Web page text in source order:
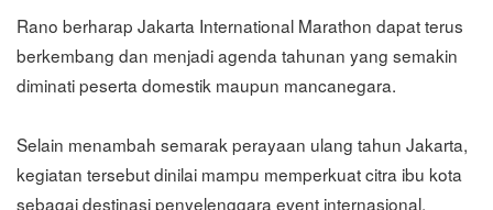
Rano berharap Jakarta International Marathon dapat terus
berkembang dan menjadi agenda tahunan yang semakin
diminati peserta domestik maupun mancanegara.
Selain menambah semarak perayaan ulang tahun Jakarta,
kegiatan tersebut dinilai mampu memperkuat citra ibu kota
sebagai destinasi penyelenggara event internasional.